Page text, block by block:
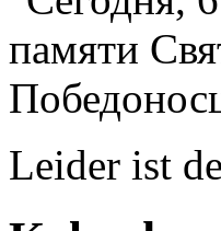
Leider ist